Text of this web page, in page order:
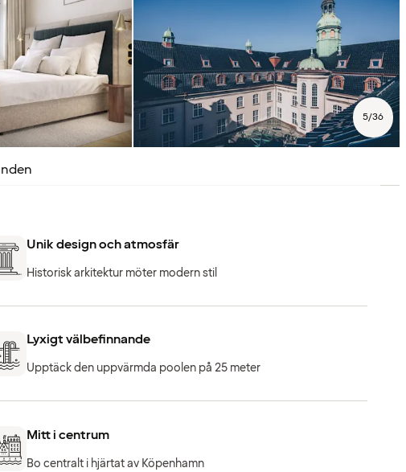
5/36
Unik design och atmosfär
Historisk arkitektur möter modern stil
Lyxigt välbefinnande
Upptäck den uppvärmda poolen på 25 meter
Mitt i centrum
Bo centralt i hjärtat av Köpenhamn